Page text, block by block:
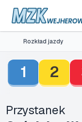
Rozkład jazdy
1 2
Przystanek